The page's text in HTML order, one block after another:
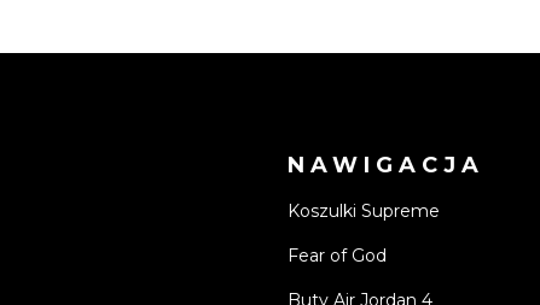
NAWIGACJA
Koszulki Supreme
Fear of God
Buty Air Jordan 4